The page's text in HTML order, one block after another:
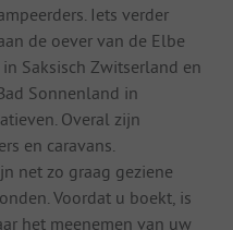
Iets verder
de oever van de Elbe
Saksisch Zwitserland en
Sonnenland in
Overal zijn
en caravans.
net zo graag geziene
Voordat u boekt, is
het meenemen van uw